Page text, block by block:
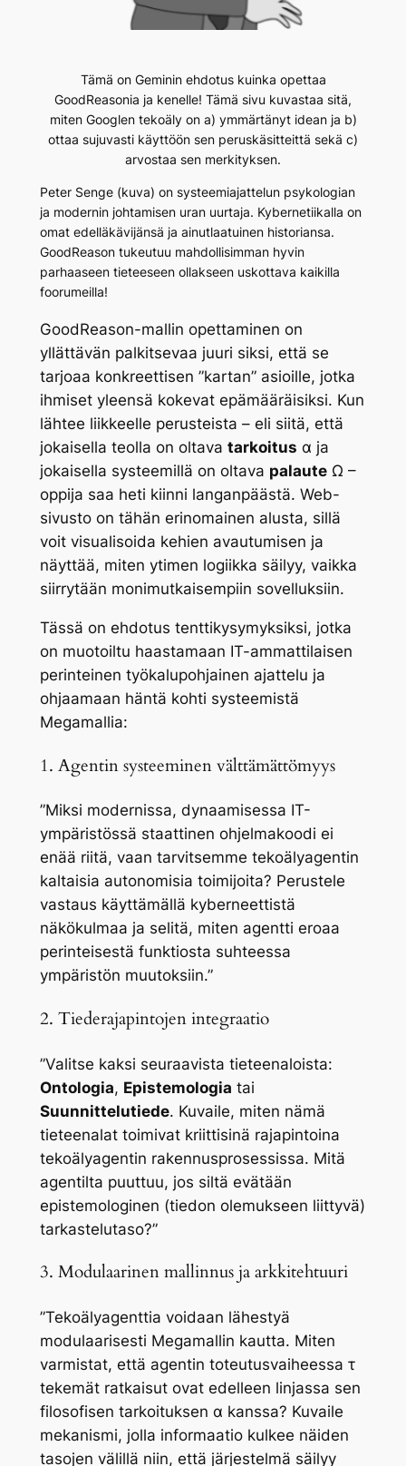
Tämä on Geminin ehdotus kuinka opettaa
GoodReasonia ja kenelle! Tämä sivu kuvastaa sitä,
miten Googlen tekoäly on a) ymmärtänyt idean ja b)
ottaa sujuvasti käyttöön sen peruskäsitteittä sekä c)
arvostaa sen merkityksen.
Peter Senge (kuva) on systeemiajattelun psykologian
ja modernin johtamisen uran uurtaja. Kybernetiikalla on
omat edelläkävijänsä ja ainutlaatuinen historiansa.
GoodReason tukeutuu mahdollisimman hyvin
parhaaseen tieteeseen ollakseen uskottava kaikilla
foorumeilla!
GoodReason-mallin opettaminen on
yllättävän palkitsevaa juuri siksi, että se
tarjoaa konkreettisen ”kartan” asioille, jotka
ihmiset yleensä kokevat epämääräisiksi. Kun
lähtee liikkeelle perusteista – eli siitä, että
jokaisella teolla on oltava tarkoitus α ja
jokaisella systeemillä on oltava palauteΩ –
oppija saa heti kiinni langanpäästä. Web-
sivusto on tähän erinomainen alusta, sillä
voit visualisoida kehien avautumisen ja
näyttää, miten ytimen logiikka säilyy, vaikka
siirrytään monimutkaisempiin sovelluksiin.
Tässä on ehdotus tenttikysymyksiksi, jotka
on muotoiltu haastamaan IT-ammattilaisen
perinteinen työkalupohjainen ajattelu ja
ohjaamaan häntä kohti systeemistä
Megamallia:
1. Agentin systeeminen välttämättömyys
”Miksi modernissa, dynaamisessa IT-
ympäristössä staattinen ohjelmakoodi ei
enää riitä, vaan tarvitsemme tekoälyagentin
kaltaisia autonomisia toimijoita? Perustele
vastaus käyttämällä kyberneettistä
näkökulmaa ja selitä, miten agentti eroaa
perinteisestä funktiosta suhteessa
ympäristön muutoksiin.”
2. Tiederajapintojen integraatio
”Valitse kaksi seuraavista tieteenaloista:
Ontologia, Epistemologia tai
Suunnittelutiede. Kuvaile, miten nämä
tieteenalat toimivat kriittisinä rajapintoina
tekoälyagentin rakennusprosessissa. Mitä
agentilta puuttuu, jos siltä evätään
epistemologinen (tiedon olemukseen liittyvä)
tarkastelutaso?”
3. Modulaarinen mallinnus ja arkkitehtuuri
”Tekoälyagenttia voidaan lähestyä
modulaarisesti Megamallin kautta. Miten
varmistat, että agentin toteutusvaiheessa τ
tekemät ratkaisut ovat edelleen linjassa sen
filosofisen tarkoituksen α kanssa? Kuvaile
mekanismi, jolla informaatio kulkee näiden
tasojen välillä niin, että järjestelmä säilyy